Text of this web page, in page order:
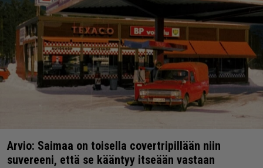
Arvio: Saimaa on toisella covertripillään niin
suvereeni, että se kääntyy itseään vastaan